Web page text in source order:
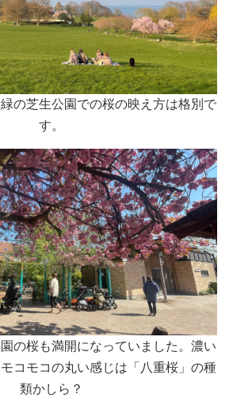
の芝生公園での桜の映え方は格別で
す。
の桜も満開になっていました。濃い
コモコの丸い感じは「八重桜」の種
類かしら？